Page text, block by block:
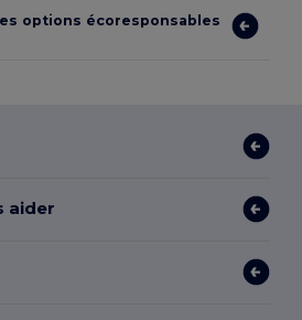
options écoresponsables
aider